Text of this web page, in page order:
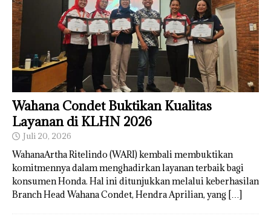
Wahana Condet Buktikan Kualitas
Layanan di KLHN 2026
Juli 20, 2026
WahanaArtha Ritelindo (WARI) kembali membuktikan
komitmennya dalam menghadirkan layanan terbaik bagi
konsumen Honda. Hal ini ditunjukkan melalui keberhasilan
Branch Head Wahana Condet, Hendra Aprilian, yang […]